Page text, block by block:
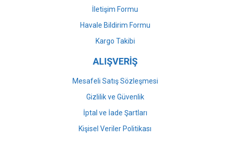
Gönder
İletişim Formu
Havale Bildirim Formu
Kargo Takibi
ALIŞVERİŞ
Mesafeli Satış Sözleşmesi
Gizlilik ve Güvenlik
İptal ve İade Şartları
Kişisel Veriler Politikası